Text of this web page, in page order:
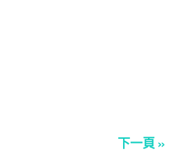
下一頁 »